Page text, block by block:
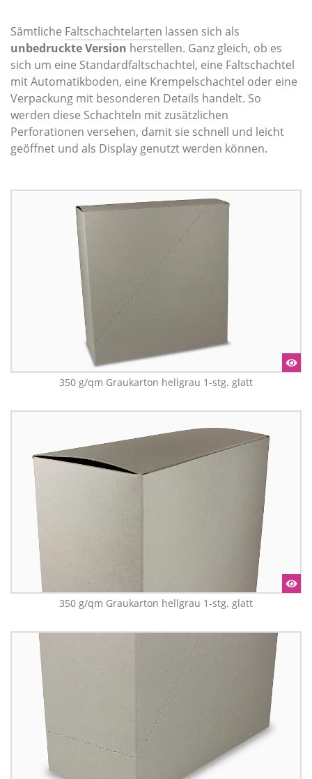
Sämtliche Faltschachtelarten lassen sich als
unbedruckte Version herstellen. Ganz gleich, ob es
sich um eine Standardfaltschachtel, eine Faltschachtel
mit Automatikboden, eine Krempelschachtel oder eine
Verpackung mit besonderen Details handelt. So
werden diese Schachteln mit zusätzlichen
Perforationen versehen, damit sie schnell und leicht
geöffnet und als Display genutzt werden können.
350 g/qm Graukarton hellgrau 1-stg. glatt
350 g/qm Graukarton hellgrau 1-stg. glatt